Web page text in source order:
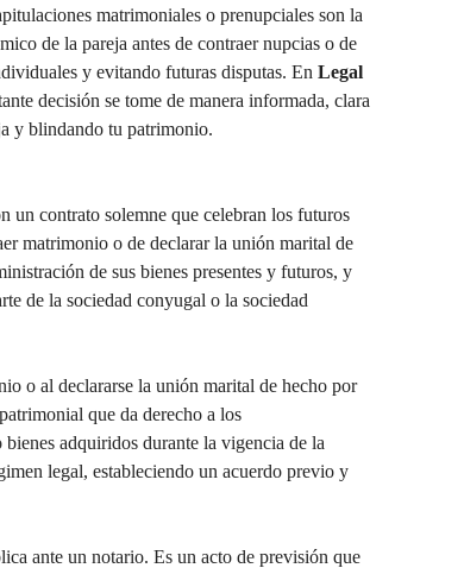
matrimoniales o prenupciales son la
de la pareja antes de contraer nupcias o de
y evitando futuras disputas. En Legal
decisión se tome de manera informada, clara
y blindando tu patrimonio.
un contrato solemne que celebran los futuros
matrimonio o de declarar la unión marital de
de sus bienes presentes y futuros, y
de la sociedad conyugal o la sociedad
o al declararse la unión marital de hecho por
que da derecho a los
adquiridos durante la vigencia de la
legal, estableciendo un acuerdo previo y
ante un notario. Es un acto de previsión que